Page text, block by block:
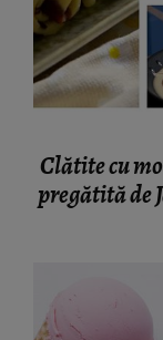
Clătite cu
pregătită de